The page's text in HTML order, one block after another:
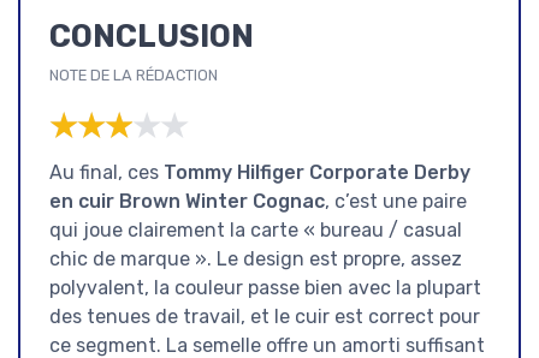
CONCLUSION
NOTE DE LA RÉDACTION
★★★★★
★★★★★
Au final, ces Tommy Hilfiger Corporate Derby
en cuir Brown Winter Cognac, c’est une paire
qui joue clairement la carte « bureau / casual
chic de marque ». Le design est propre, assez
polyvalent, la couleur passe bien avec la plupart
des tenues de travail, et le cuir est correct pour
ce segment. La semelle offre un amorti suffisant